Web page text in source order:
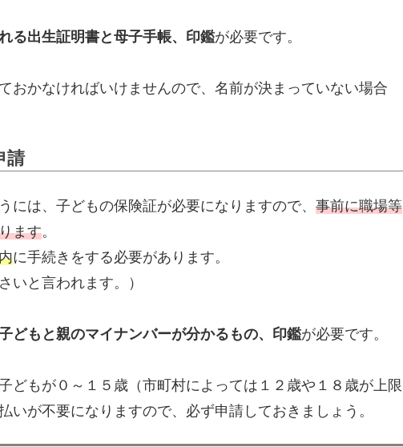
る出生証明書と母子手帳、印鑑が必要です。
おかなければいけませんので、名前が決まっていない場合
請
は、子どもの保険証が必要になりますので、 事前に職場等
ます。
に手続きをする必要があります。
と言われます。）
どもと親のマイナンバーが分かるもの、印鑑が必要です。
もが０～１５歳（市町村によっては１２歳や１８歳が上限
いが不要になりますので、必ず申請しておきましょう。